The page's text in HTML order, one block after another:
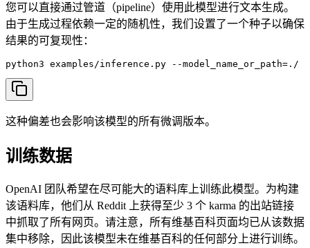
您可以直接通过管道（pipeline）使用此模型进行文本生成。
由于生成过程依赖一定的随机性，我们设置了一个种子以确保
结果的可复现性：
python3 examples/inference.py --model_name_or_path=./
这种偏差也会影响该模型的所有微调版本。
训练数据
OpenAI 团队希望在尽可能大的语料库上训练此模型。为构建
该语料库，他们从 Reddit 上获得至少 3 个 karma 的出站链接
中抓取了所有网页。请注意，所有维基百科页面均已从该数据
集中移除，因此该模型未在维基百科的任何部分上进行训练。